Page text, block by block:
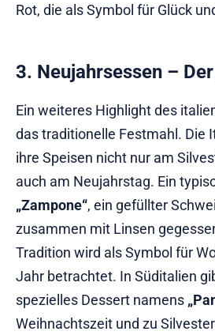
Rot, die als Symbol für Glück
3. Neujahrsessen – Der
Ein weiteres Highlight des
das traditionelle Festmahl. Die
ihre Speisen nicht nur am
auch am Neujahrstag. Ein
„Zampone“, ein gefüllter
zusammen mit Linsen
Tradition wird als Symbol für
Jahr betrachtet. In Süditalien
spezielles Dessert namens
Weihnachtszeit und zu